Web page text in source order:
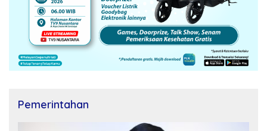
Pemerintahan